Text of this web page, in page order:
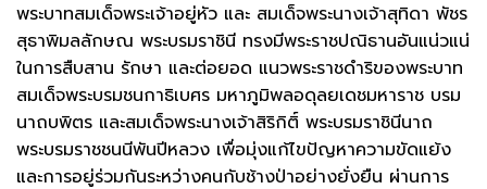
พระบาทสมเด็จพระเจ้าอยู่หัว และ สมเด็จพระนางเจ้าสุทิดา พัชร
สุธาพิมลลักษณ พระบรมราชินี ทรงมีพระราชปณิธานอันแน่วแน่
ในการสืบสาน รักษา และต่อยอด แนวพระราชดำริของพระบาท
สมเด็จพระบรมชนกาธิเบศร มหาภูมิพลอดุลยเดชมหาราช บรม
นาถบพิตร และสมเด็จพระนางเจ้าสิริกิติ์ พระบรมราชินีนาถ
พระบรมราชชนนีพันปีหลวง เพื่อมุ่งแก้ไขปัญหาความขัดแย้ง
และการอยู่ร่วมกันระหว่างคนกับช้างป่าอย่างยั่งยืน ผ่านการ